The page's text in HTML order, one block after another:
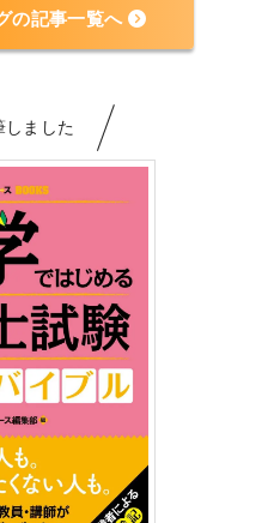
の記事一覧へ
しました